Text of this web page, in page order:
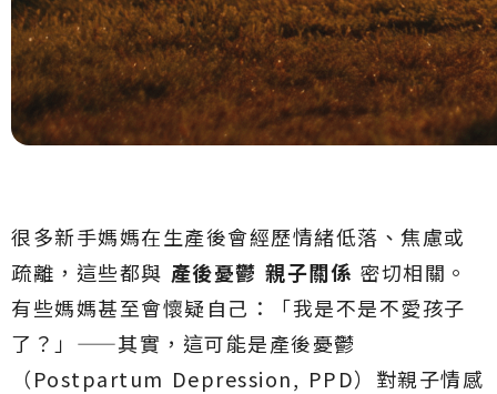
很多新手媽媽在生產後會經歷情緒低落、焦慮或
疏離，這些都與 產後憂鬱 親子關係 密切相關。
有些媽媽甚至會懷疑自己：「我是不是不愛孩子
了？」——其實，這可能是產後憂鬱
（Postpartum Depression, PPD）對親子情感